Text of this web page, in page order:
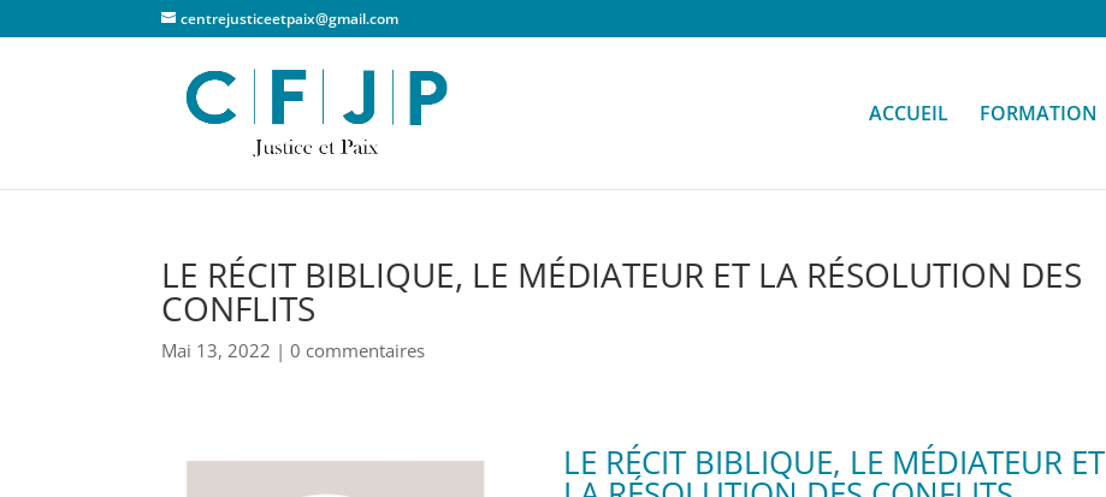
centrejusticeetpaix@gmail.com
ACCUEIL FORMATION
LE RÉCIT BIBLIQUE, LE MÉDIATEUR ET LA RÉSOLUTION DES
CONFLITS
Mai 13, 2022 |0 commentaires
LE RÉCIT BIBLIQUE, LE MÉDIATEUR ET